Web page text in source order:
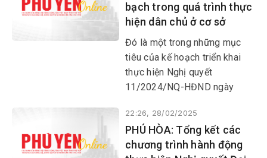
đây, hành vi tiêu cực, phá hoại,
đáng lên án này có xu hướng
diễn biến phức tạp, khó dự
báo.
bạch trong quá trình thực
hiện dân chủ ở cơ sở
Đó là một trong những mục
tiêu của kế hoạch triển khai
thực hiện Nghị quyết
11/2024/NQ-HĐND ngày
quy định các biện pháp bảo
đảm thực hiện dân chủ ở cơ
sở trên địa bàn tỉnh vừa được
22:26, 28/02/2025
PHÚ HÒA: Tổng kết các
chương trình hành động